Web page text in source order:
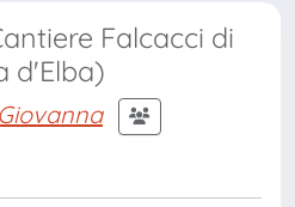
Falcacci di
d'Elba)